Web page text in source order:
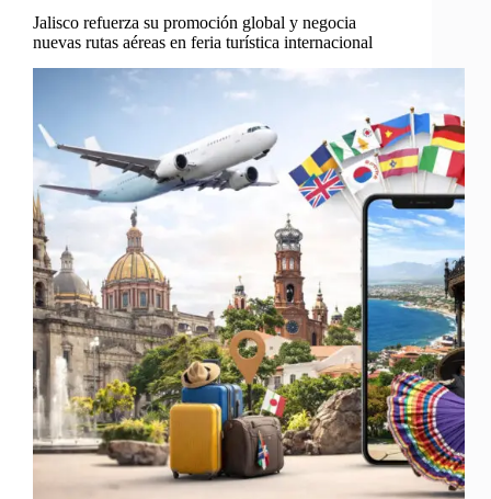
Jalisco refuerza su promoción global y negocia
nuevas rutas aéreas en feria turística internacional